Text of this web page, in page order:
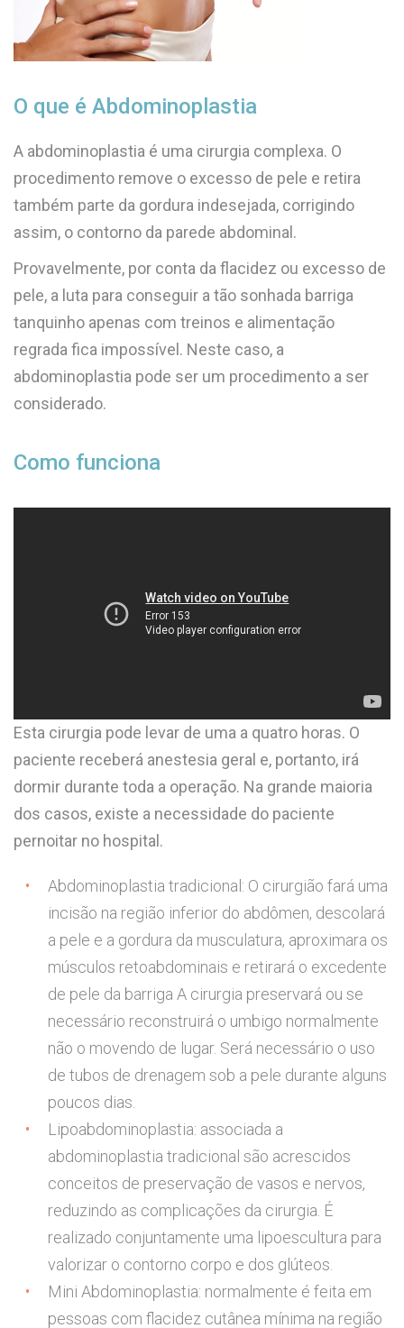
O que é Abdominoplastia
A abdominoplastia é uma cirurgia complexa. O
procedimento remove o excesso de pele e retira
também parte da gordura indesejada, corrigindo
assim, o contorno da parede abdominal.
Provavelmente, por conta da flacidez ou excesso de
pele, a luta para conseguir a tão sonhada barriga
tanquinho apenas com treinos e alimentação
regrada fica impossível. Neste caso, a
abdominoplastia pode ser um procedimento a ser
considerado.
Como funciona
Esta cirurgia pode levar de uma a quatro horas. O
paciente receberá anestesia geral e, portanto, irá
dormir durante toda a operação. Na grande maioria
dos casos, existe a necessidade do paciente
pernoitar no hospital.
Abdominoplastia tradicional: O cirurgião fará uma
incisão na região inferior do abdômen, descolará
a pele e a gordura da musculatura, aproximara os
músculos retoabdominais e retirará o excedente
de pele da barriga A cirurgia preservará ou se
necessário reconstruirá o umbigo normalmente
não o movendo de lugar. Será necessário o uso
de tubos de drenagem sob a pele durante alguns
poucos dias.
Lipoabdominoplastia: associada a
abdominoplastia tradicional são acrescidos
conceitos de preservação de vasos e nervos,
reduzindo as complicações da cirurgia. É
realizado conjuntamente uma lipoescultura para
valorizar o contorno corpo e dos glúteos.
Mini Abdominoplastia: normalmente é feita em
pessoas com flacidez cutânea mínima na região